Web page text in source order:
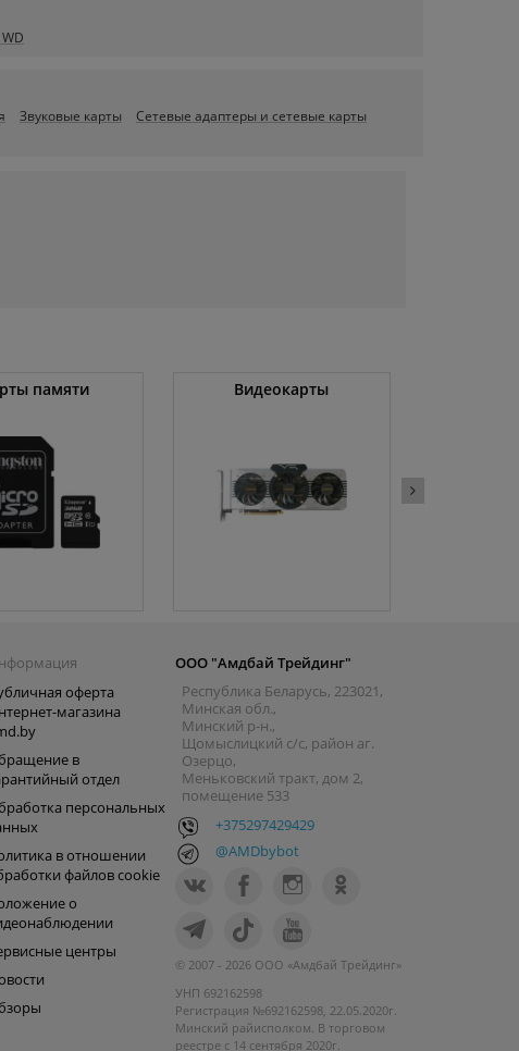
Звуковые карты
Сетевые адаптеры и сетевые карты
памяти Видеокарты
оферта
магазина
в
отдел
персональных
в отношении
файлов cookie
о
центры
ООО "Амдбай Трейдинг"
Республика Беларусь, 223021,
Минская обл.,
Минский р-н.,
Щомыслицкий с/с, район аг.
Озерцо,
Меньковский тракт, дом 2,
помещение 533
+375297429429
@AMDbybot
© 2007 - 2026 ООО «Амдбай Трейдинг»
УНП 692162598
Регистрация №692162598, 22.05.2020г.
Минский райисполком. В торговом
реестре с 14 сентября 2020г.